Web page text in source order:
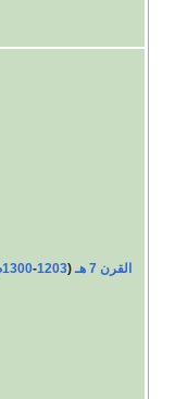
القرن 7 هـ (
1203
-1300م